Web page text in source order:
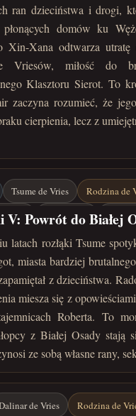
ran dzieciństwa i drogi,
domów ku
Xin-Xana odtwarza utratę
Vriesów, miłość do
Klasztoru Sierot. To
zaczyna rozumieć, że
cierpienia, lecz z
Tsume de Vries
Rodzina de
Vries
Igo de Vries
Kejn
Biała Osada
roku po Zaćmieniu
Powrót do Białej
latach rozłąki Tsume
miasta bardziej
z dzieciństwa.
miesza się z
Roberta. To
z Białej Osady stają
ze sobą własne rany,
de Vries
Rodzina de